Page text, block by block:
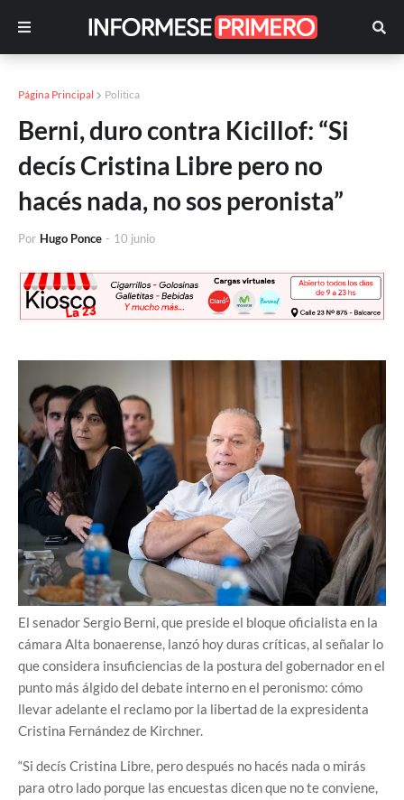
Página Principal Politica
Berni, duro contra Kicillof: “Si
decís Cristina Libre pero no
hacés nada, no sos peronista”
Por Hugo Ponce - 10 junio
El senador Sergio Berni, que preside el bloque oficialista en la
cámara Alta bonaerense, lanzó hoy duras críticas, al señalar lo
que considera insuficiencias de la postura del gobernador en el
punto más álgido del debate interno en el peronismo: cómo
llevar adelante el reclamo por la libertad de la expresidenta
Cristina Fernández de Kirchner.
“Si decís Cristina Libre, pero después no hacés nada o mirás
para otro lado porque las encuestas dicen que no te conviene,